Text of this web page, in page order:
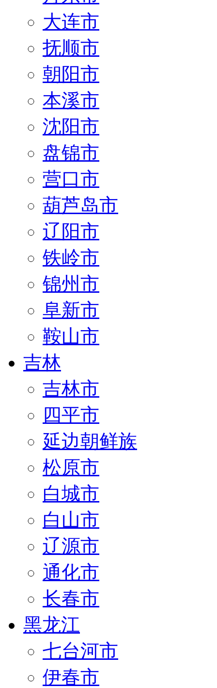
大连市
抚顺市
朝阳市
本溪市
沈阳市
盘锦市
营口市
葫芦岛市
辽阳市
铁岭市
锦州市
阜新市
鞍山市
吉林
吉林市
四平市
延边朝鲜族
松原市
白城市
白山市
辽源市
通化市
长春市
黑龙江
七台河市
伊春市